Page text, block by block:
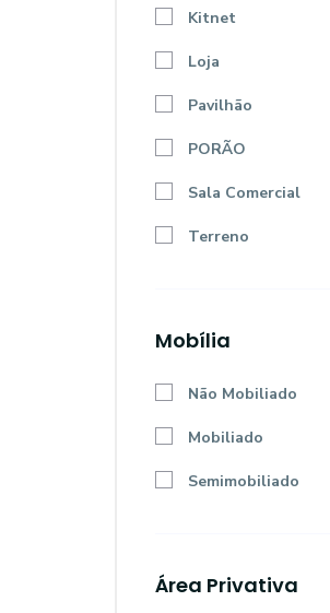
Kitnet
Loja
Pavilhão
PORÃO
Sala Comercial
Terreno
Mobília
Não Mobiliado
Mobiliado
Semimobiliado
Área Privativa